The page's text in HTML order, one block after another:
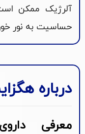
آلرژیک ممکن
حساسیت به نور
درباره
معرفی